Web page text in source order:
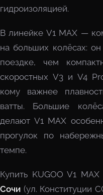
гидроизоляцией.
В линейке V1 MAX —
на больших колёсах:
поездке, чем
скоростных V3 и V4
кому важнее
ватты. Большие
делают V1 MAX
прогулок по
темпе.
Купить KUGOO V1
Сочи (ул. Конституции